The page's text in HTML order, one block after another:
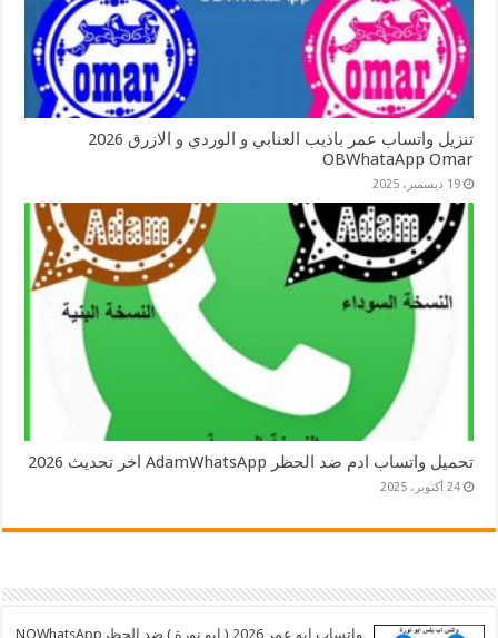
تنزيل واتساب عمر باذيب العنابي و الوردي و الازرق 2026
OBWhataApp Omar
19 ديسمبر، 2025
تحميل واتساب ادم ضد الحظر AdamWhatsApp اخر تحديث 2026
24 أكتوبر، 2025
واتساب ابو عمر 2026 ( ابو نورة ) ضد الحظرNOWhatsApp